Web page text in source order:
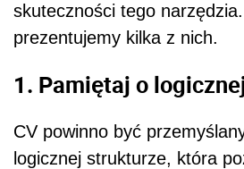
skuteczności tego
prezentujemy kilka z nich.
1. Pamiętaj o
CV powinno być
logicznej strukturze, która